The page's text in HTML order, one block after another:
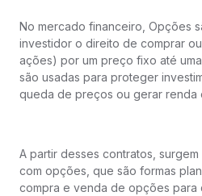
No mercado financeiro, Opções
investidor o direito de comprar
ações) por um preço fixo até
são usadas para proteger
queda de preços ou gerar renda
A partir desses contratos, surgem
com opções, que são formas
compra e venda de opções para